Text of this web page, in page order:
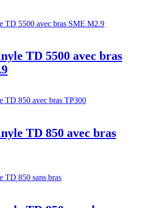
TD 5500 avec bras
TD 850 avec bras